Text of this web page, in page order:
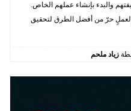
والبدء بإنشاء عملهم الخاص.
لعملٍ حرّ من أفضل الطرق لتحقيق
زياد ملحم